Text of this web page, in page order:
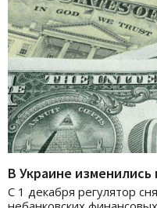
В Украине
С 1 декабря регулятор